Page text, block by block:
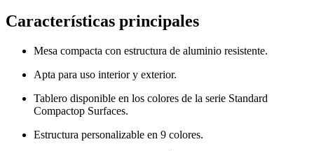
Características principales
Mesa compacta con estructura de aluminio resistente.
Apta para uso interior y exterior.
Tablero disponible en los colores de la serie Standard
Compactop Surfaces.
Estructura personalizable en 9 colores.